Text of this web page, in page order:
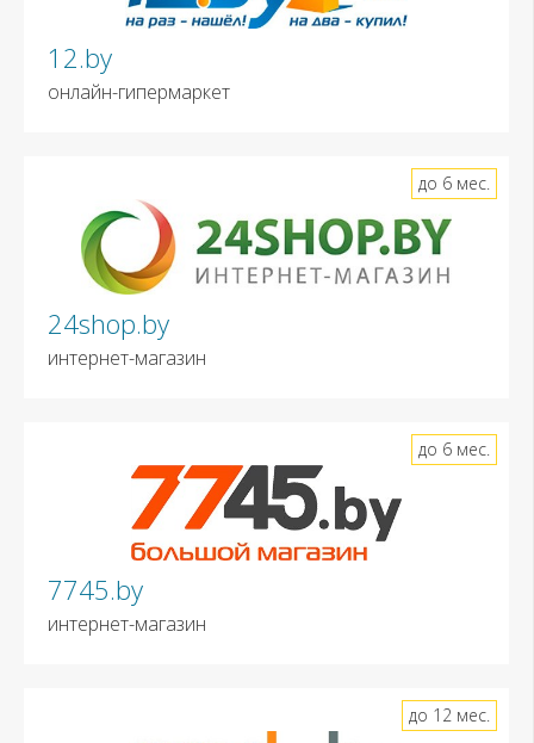
12.by
онлайн-гипермаркет
24shop.by
интернет-магазин
до 6 мес.
7745.by
интернет-магазин
до 6 мес.
до 12 мес.